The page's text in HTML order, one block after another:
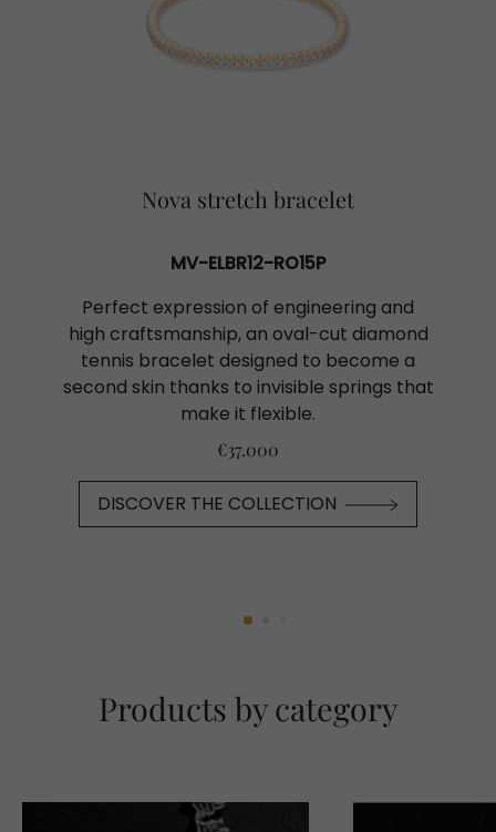
Nova stretch bracelet
MV-ELBR12-RO15P
Perfect expression of engineering and
high craftsmanship, an oval-cut diamond
tennis bracelet designed to become a
second skin thanks to invisible springs that
make it flexible.
€37.000
DISCOVER THE COLLECTION
Products by category